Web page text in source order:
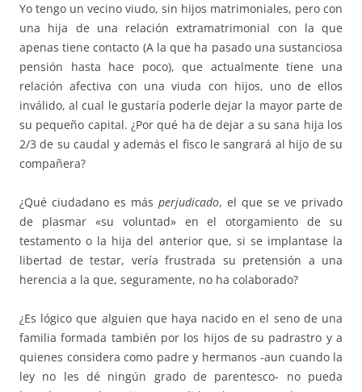
Yo tengo un vecino viudo, sin hijos matrimoniales, pero con
una hija de una relación extramatrimonial con la que
apenas tiene contacto (A la que ha pasado una sustanciosa
pensión hasta hace poco), que actualmente tiene una
relación afectiva con una viuda con hijos, uno de ellos
inválido, al cual le gustaría poderle dejar la mayor parte de
su pequeño capital. ¿Por qué ha de dejar a su sana hija los
2/3 de su caudal y además el fisco le sangrará al hijo de su
compañera?
¿Qué ciudadano es más perjudicado, el que se ve privado
de plasmar «su voluntad» en el otorgamiento de su
testamento o la hija del anterior que, si se implantase la
libertad de testar, vería frustrada su pretensión a una
herencia a la que, seguramente, no ha colaborado?
¿Es lógico que alguien que haya nacido en el seno de una
familia formada también por los hijos de su padrastro y a
quienes considera como padre y hermanos -aun cuando la
ley no les dé ningún grado de parentesco- no pueda